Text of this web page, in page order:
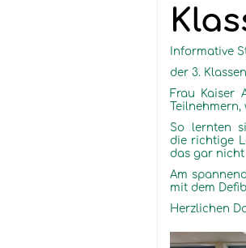
Informative
der 3.
Frau Kaiser
So lernten
die richtige
das gar
Am
mit dem
Herzlichen